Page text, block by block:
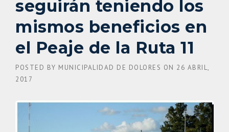
seguirán teniendo los
mismos beneficios en
el Peaje de la Ruta 11
POSTED BY MUNICIPALIDAD DE DOLORES ON 26 ABRIL,
2017